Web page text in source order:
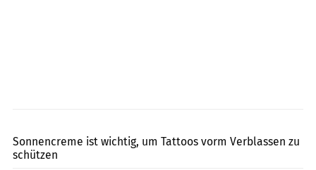
Sonnencreme ist wichtig, um Tattoos vorm Verblassen zu
schützen